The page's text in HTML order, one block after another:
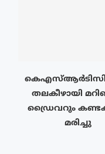
തലകീഴായി
ഡ്രൈവറും
മരിച്ചു